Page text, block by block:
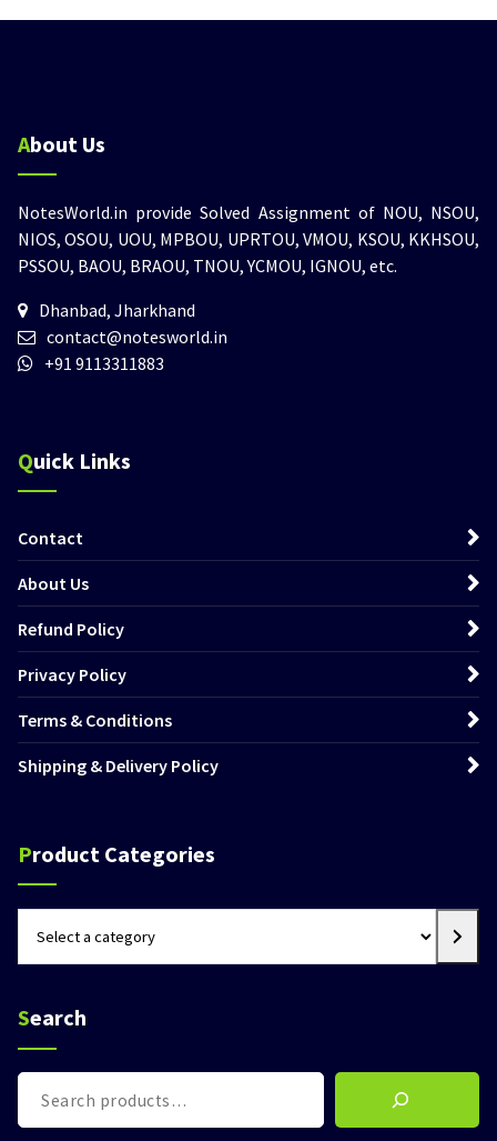
About Us
NotesWorld.in provide Solved Assignment of NOU, NSOU,
NIOS, OSOU, UOU, MPBOU, UPRTOU, VMOU, KSOU, KKHSOU,
PSSOU, BAOU, BRAOU, TNOU, YCMOU, IGNOU, etc.
Dhanbad, Jharkhand
contact@notesworld.in
+91 9113311883
Quick Links
Contact
About Us
Refund Policy
Privacy Policy
Terms & Conditions
Shipping & Delivery Policy
Product Categories
Search